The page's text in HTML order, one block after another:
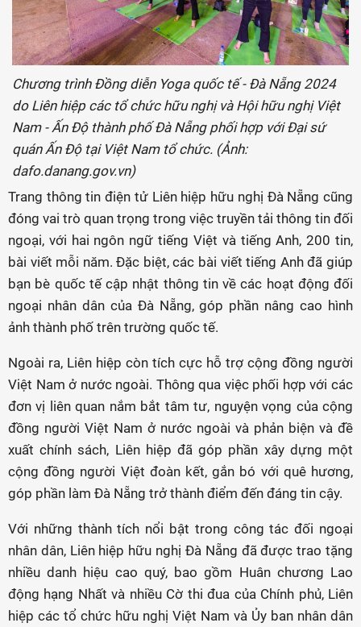
Chương trình Đồng diễn Yoga quốc tế - Đà Nẵng 2024
do Liên hiệp các tổ chức hữu nghị và Hội hữu nghị Việt
Nam - Ấn Độ thành phố Đà Nẵng phối hợp với Đại sứ
quán Ấn Độ tại Việt Nam tổ chức. (Ảnh:
dafo.danang.gov.vn)
Trang thông tin điện tử Liên hiệp hữu nghị Đà Nẵng cũng
đóng vai trò quan trọng trong việc truyền tải thông tin đối
ngoại, với hai ngôn ngữ tiếng Việt và tiếng Anh, 200 tin,
bài viết mỗi năm. Đặc biệt, các bài viết tiếng Anh đã giúp
bạn bè quốc tế cập nhật thông tin về các hoạt động đối
ngoại nhân dân của Đà Nẵng, góp phần nâng cao hình
ảnh thành phố trên trường quốc tế.
Ngoài ra, Liên hiệp còn tích cực hỗ trợ cộng đồng người
Việt Nam ở nước ngoài. Thông qua việc phối hợp với các
đơn vị liên quan nắm bắt tâm tư, nguyện vọng của cộng
đồng người Việt Nam ở nước ngoài và phản biện và đề
xuất chính sách, Liên hiệp đã góp phần xây dựng một
cộng đồng người Việt đoàn kết, gắn bó với quê hương,
góp phần làm Đà Nẵng trở thành điểm đến đáng tin cậy.
Với những thành tích nổi bật trong công tác đối ngoại
nhân dân, Liên hiệp hữu nghị Đà Nẵng đã được trao tặng
nhiều danh hiệu cao quý, bao gồm Huân chương Lao
động hạng Nhất và nhiều Cờ thi đua của Chính phủ, Liên
hiệp các tổ chức hữu nghị Việt Nam và Ủy ban nhân dân